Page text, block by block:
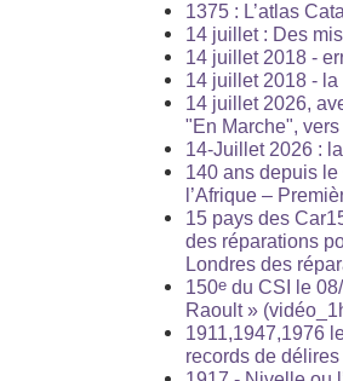
1375 : L’atlas
14 juillet : Des
14 juillet 2018 -
14 juillet 2018 -
14 juillet 2026,
"En Marche", vers
14-Juillet 2026 :
140 ans depuis
l’Afrique –
15 pays des
des réparations
Londres des
150e du CSI le
Raoult »
1911,1947,1976
records de